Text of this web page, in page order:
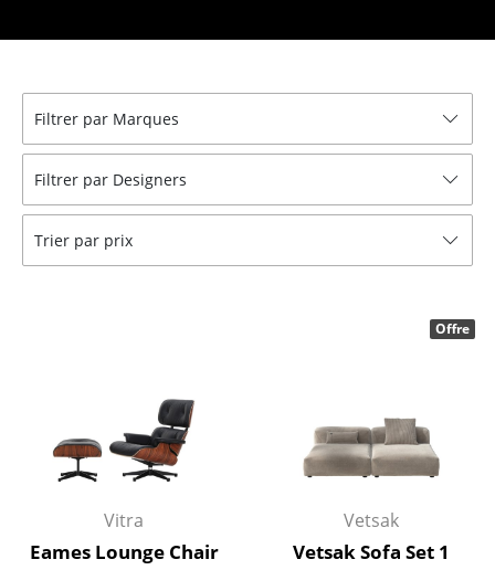
... voir tous les sièges
Tables de repas
Tables d’appoint
Tables de conférence et Pupitres
Tables hautes & Pupitres
Tables enfants
Table de jardin
Filtrer par Marques
Filtrer par Designers
Trier par prix
Vitra
Eames Lounge Chair
Vetsak
Vetsak Sofa Set 1
Offre